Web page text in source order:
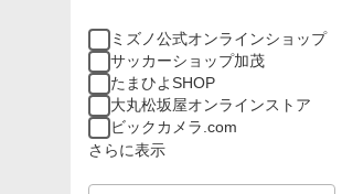
ミズノ公式オンラインショップ
サッカーショップ加茂
たまひよSHOP
大丸松坂屋オンラインストア
ビックカメラ.com
さらに表示